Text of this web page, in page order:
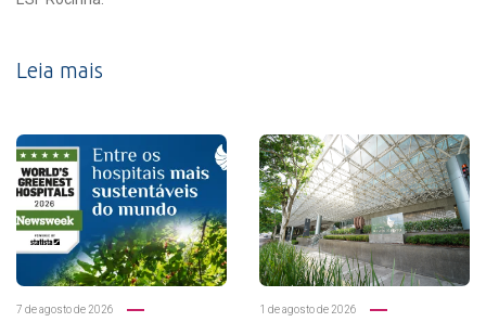
Leia mais
7 de agosto de 2026 1 de agosto de 2026